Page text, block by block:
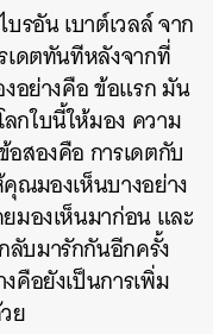
บรอัน เบาต์เวลล์ จาก
ดตทันทีหลังจากที่
อย่างคือ ข้อแรก มัน
กใบนี้ให้มอง ความ
สองคือ การเดตกับ
ณมองเห็นบางอย่าง
มองเห็นมาก่อน และ
บมารักกันอีกครั้ง
คือยังเป็นการเพิ่ม
ย